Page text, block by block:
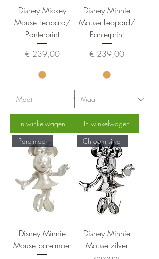
Disney Mickey
Mouse Leopard/
Panterprint
Prijs
€ 239,00
In winkelwagen
Disney Minnie
Mouse Leopard/
Panterprint
Prijs
€ 239,00
In winkelwagen
Parelmoer
Disney Minnie
Mouse parelmoer
Chroom silver
Disney Minnie
Mouse zilver